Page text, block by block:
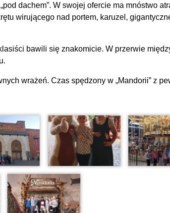
dachem”. W swojej ofercie ma mnóstwo
wirującego nad portem, karuzel,
bawili się znakomicie. W przerwie
wrażeń. Czas spędzony w „Mandorii” z